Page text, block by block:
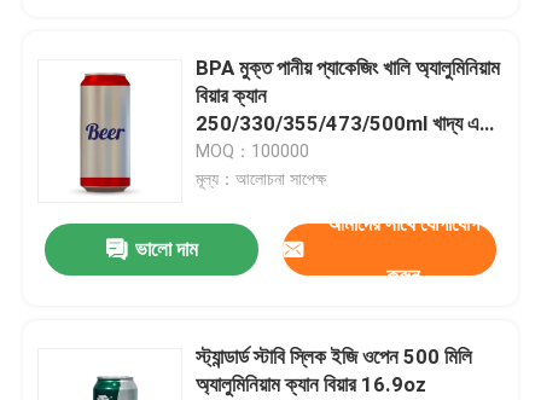
BPA মুক্ত পানীয় প্যাকেজিং খালি অ্যালুমিনিয়াম
বিয়ার ক্যান
250/330/355/473/500ml খাদ্য এবং
পানীয় প্যাকেজিং
MOQ：100000
মূল্য：আলোচনা সাপেক্ষ
ভালো দাম
আমাদের সাথে যোগাযোগ
করুন
স্ট্যান্ডার্ড স্টাবি স্লিক ইজি ওপেন 500 মিলি
অ্যালুমিনিয়াম ক্যান বিয়ার 16.9oz